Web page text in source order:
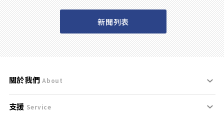
新聞列表
關於我們 About
刊登規範
支援 Service